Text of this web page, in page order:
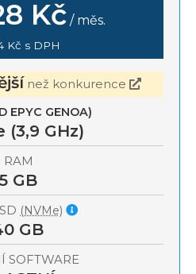
Kč/ měs.
Kč s DPH
než konkurence
EPYC GENOA)
(3,9 GHz)
RAM
5 GB
(NVMe)
GB
SOFTWARE